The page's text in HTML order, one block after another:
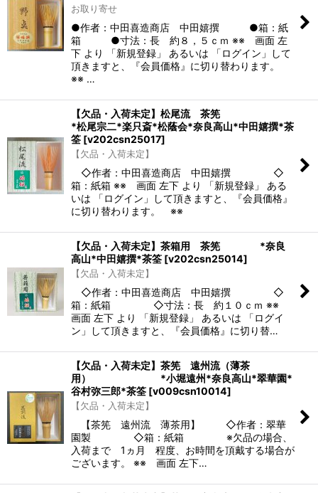
お取り寄せ
●作者：中田喜造商店 中田嬉撰 ●箱：紙
箱 ●寸法：長 約８，５ｃｍ ※※ 画面 左
下 より 「新規登録」 あるいは 「ログイン」して
頂きますと、『会員価格』に切り替わります。
※※ …
【欠品・入荷未定】松尾流 茶筅
*松尾宗二*楽只斎*松蔭会*奈良高山*中田嬉撰*茶
筌 [v202csn25017]
【欠品・入荷未定】
◇作者：中田喜造商店 中田嬉撰 ◇
箱：紙箱 ※※ 画面 左下 より 「新規登録」 ある
いは 「ログイン」して頂きますと、『会員価格』
に切り替わります。 ※※
【欠品・入荷未定】茶箱用 茶筅 *奈良
高山*中田嬉撰*茶筌 [v202csn25014]
【欠品・入荷未定】
◇作者：中田喜造商店 中田嬉撰 ◇
箱：紙箱 ◇寸法：長 約１０ｃｍ ※※
画面 左下 より 「新規登録」 あるいは 「ログイ
ン」して頂きますと、『会員価格』に切り替…
【欠品・入荷未定】茶筅 遠州流（薄茶
用） *小堀遠州*奈良高山*翠華園*
谷村弥三郎*茶筌 [v009csn10014]
【欠品・入荷未定】
【茶筅 遠州流 薄茶用】 ◇作者：翠華
園製 ◇箱：紙箱 ※欠品の場合、
入荷まで 1ヵ月 程度、お時間を頂戴する場合が
ございます。 ※※ 画面 左下…